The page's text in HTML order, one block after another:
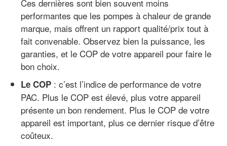
Ces dernières sont bien souvent moins
performantes que les pompes à chaleur de grande
marque, mais offrent un rapport qualité/prix tout à
fait convenable. Observez bien la puissance, les
garanties, et le COP de votre appareil pour faire le
bon choix.
Le COP : c’est l’indice de performance de votre
PAC. Plus le COP est élevé, plus votre appareil
présente un bon rendement. Plus le COP de votre
appareil est important, plus ce dernier risque d’être
coûteux.